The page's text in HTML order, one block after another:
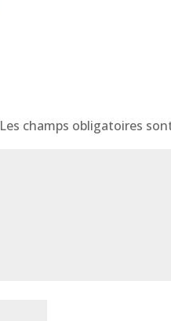
Les champs obligatoires